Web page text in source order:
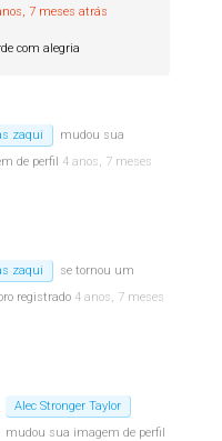
7 meses atrás
com alegria
zaqui
mudou sua
de perfil 4 anos, 7 meses
zaqui
se tornou um
registrado 4 anos, 7 meses
Alec Stronger Taylor
mudou sua imagem de perfil